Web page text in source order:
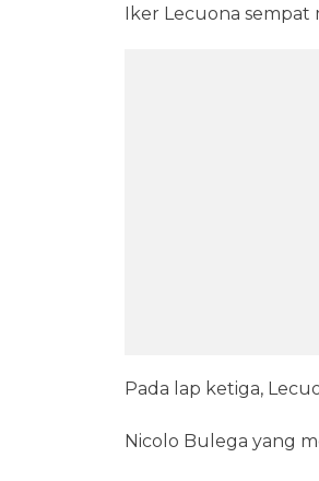
Iker Lecuona sempat
Pada lap ketiga,
Nicolo Bulega yang